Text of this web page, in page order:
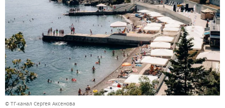
© ТГ-канал Сергея Аксенова